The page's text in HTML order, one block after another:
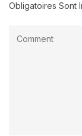
Obligatoires Sont